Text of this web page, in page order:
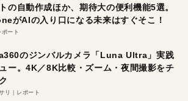
の自動作成ほか、期待大の便利機能5選。
がAIの入り口になる未来はすぐそこ！
ポート
のジンバルカメラ「Luna Ultra」実践
ー。4K／8K比較・ズーム・夜間撮影をチ
リ レポート